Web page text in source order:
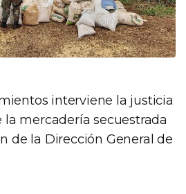
interviene la justicia
la mercadería secuestrada
de la Dirección General de